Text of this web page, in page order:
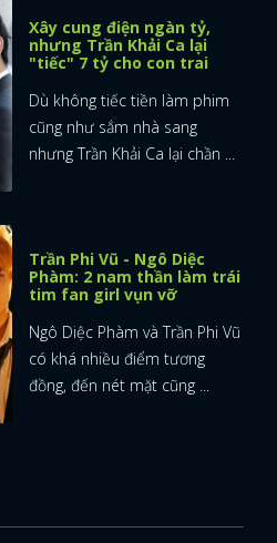
GOOGLE
Xây cung điện ngàn tỷ,
nhưng Trần Khải Ca lại
"tiếc" 7 tỷ cho con trai
Dù không tiếc tiền làm phim
cũng như sắm nhà sang
nhưng Trần Khải Ca lại chần ...
Trần Phi Vũ - Ngô Diệc
Phàm: 2 nam thần làm trái
tim fan girl vụn vỡ
Ngô Diệc Phàm và Trần Phi Vũ
có khá nhiều điểm tương
đồng, đến nét mặt cũng ...